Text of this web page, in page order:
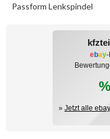
Passform Lenkspindel
ebay-
» Jetzt alle